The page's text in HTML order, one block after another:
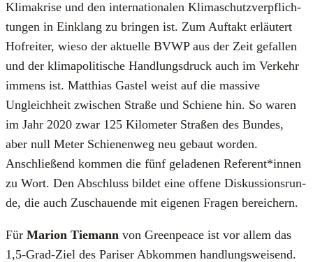
Kli­ma­kri­se und den inter­na­tio­na­len Kli­ma­schutz­ver­pflich­
tun­gen in Ein­klang zu brin­gen ist. Zum Auf­takt erläu­tert
Hof­rei­ter, wie­so der aktu­el­le BVWP aus der Zeit gefal­len
und der kli­ma­po­li­ti­sche Hand­lungs­druck auch im Ver­kehr
immens ist. Mat­thi­as Gastel weist auf die mas­si­ve
Ungleich­heit zwi­schen Stra­ße und Schie­ne hin. So waren
im Jahr 2020 zwar 125 Kilo­me­ter Stra­ßen des Bun­des,
aber null Meter Schie­nen­weg neu gebaut wor­den.
Anschlie­ßend kom­men die fünf gela­de­nen Referent*innen
zu Wort. Den Abschluss bil­det eine offe­ne Dis­kus­si­ons­run­
de, die auch Zuschau­en­de mit eige­nen Fra­gen berei­chern.
Für Mari­on Tie­mann von Green­peace ist vor allem das
1,5‑Grad-Ziel des Pari­ser Abkom­men hand­lungs­wei­send.